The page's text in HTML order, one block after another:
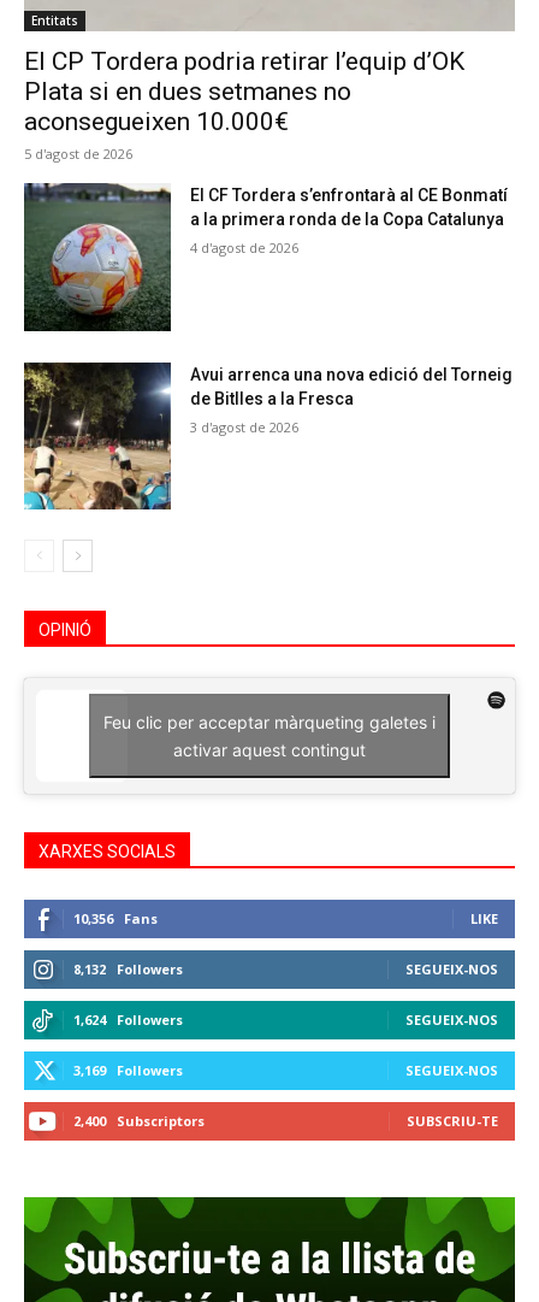
Entitats
El CP Tordera podria retirar l’equip d’OK
Plata si en dues setmanes no
aconsegueixen 10.000€
5 d'agost de 2026
El CF Tordera s’enfrontarà al CE Bonmatí
a la primera ronda de la Copa Catalunya
4 d'agost de 2026
Avui arrenca una nova edició del Torneig
de Bitlles a la Fresca
3 d'agost de 2026
OPINIÓ
Feu clic per acceptar màrqueting galetes i
activar aquest contingut
XARXES SOCIALS
10,356 Fans LIKE
8,132 Followers SEGUEIX-NOS
1,624 Followers SEGUEIX-NOS
3,169 Followers SEGUEIX-NOS
2,400 Subscriptors SUBSCRIU-TE